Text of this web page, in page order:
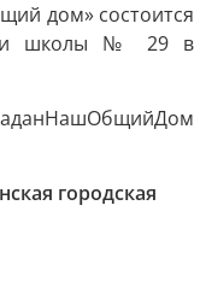
дом» состоится
школы № 29 в
городская